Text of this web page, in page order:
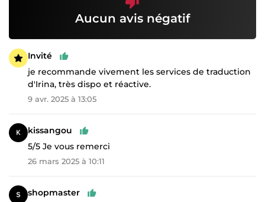
Aucun avis négatif
Invité
je recommande vivement les services de traduction
d'Irina, très dispo et réactive.
9 avr. 2025 à 13:05
kissangou
5/5 Je vous remerci
26 mars 2025 à 10:11
shopmaster